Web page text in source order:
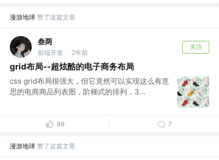
漫游地球 赞了这篇文章
叁两
前端开发 · 2年前
关注
grid布局--超炫酷的电子商务布局
css grid布局很强大，但它竟然可以实现这么有意
思的电商商品列表图，阶梯式的排列，3...
99 7
漫游地球 赞了这篇文章